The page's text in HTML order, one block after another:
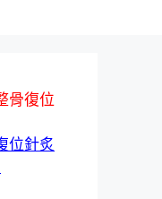
骨復位
位針炙